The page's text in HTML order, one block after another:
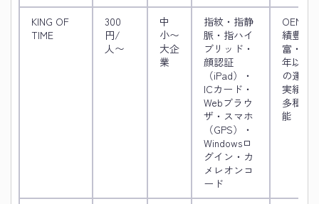
KING OF
TIME
300
円/
人〜
中
小〜
大企
業
指紋・指静
脈・指ハイ
ブリッド・
顔認証
（iPad）・
ICカード・
Webブラウ
ザ・スマホ
（GPS）・
Windowsロ
グイン・カ
メレオンコ
ード
OEM実
績豊
富・16
年以上
の運用
実績・
多種機
能